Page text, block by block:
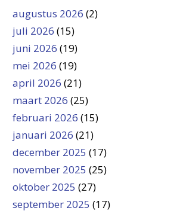
augustus 2026 (2)
juli 2026 (15)
juni 2026 (19)
mei 2026 (19)
april 2026 (21)
maart 2026 (25)
februari 2026 (15)
januari 2026 (21)
december 2025 (17)
november 2025 (25)
oktober 2025 (27)
september 2025 (17)